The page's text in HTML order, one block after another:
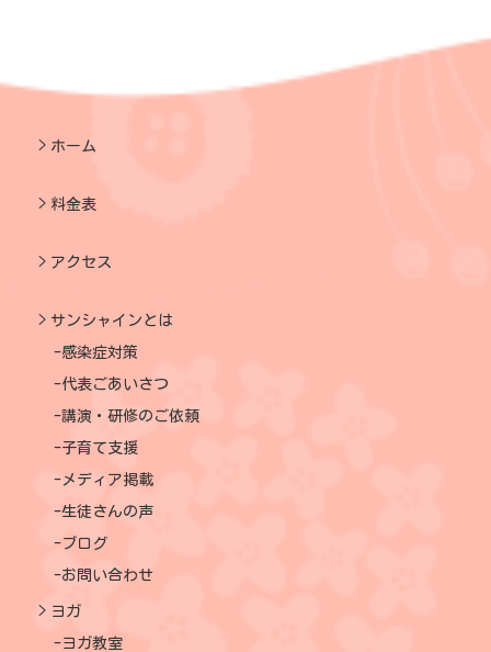
ホーム
料金表
アクセス
サンシャインとは
感染症対策
代表ごあいさつ
講演・研修のご依頼
子育て支援
メディア掲載
生徒さんの声
ブログ
お問い合わせ
ヨガ
ヨガ教室